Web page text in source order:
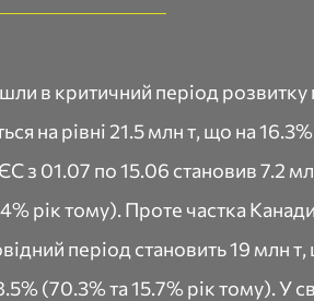
в критичний період
на рівні 21.5 млн т, що на
з 01.07 по 15.06 становив 7.2
рік тому). Проте частка
період становить 19 млн
(70.3% та 15.7% рік тому).